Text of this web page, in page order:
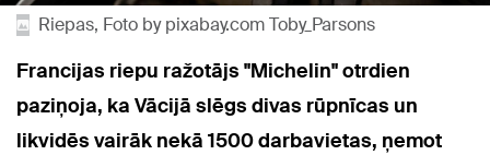
Riepas, Foto by pixabay.com Toby_Parsons
Francijas riepu ražotājs "Michelin" otrdien
paziņoja, ka Vācijā slēgs divas rūpnīcas un
likvidēs vairāk nekā 1500 darbavietas, ņemot